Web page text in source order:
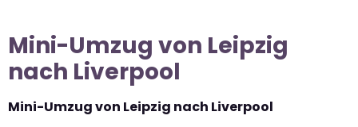
Mini-Umzug von Leipzig
nach Liverpool
Mini-Umzug von Leipzig nach Liverpool